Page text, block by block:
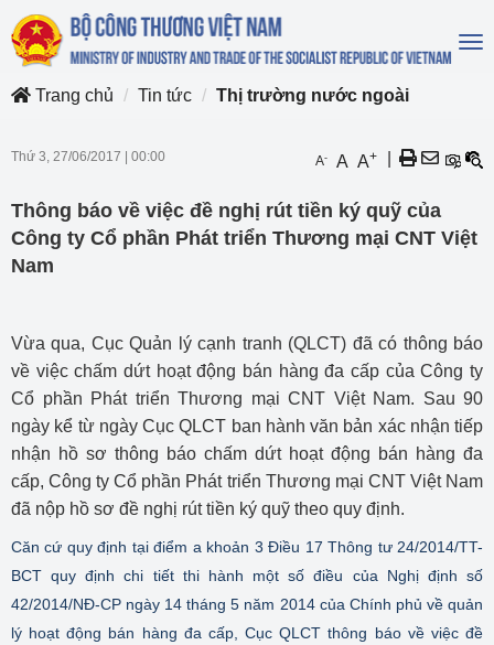
Trang chủ
Tin tức Thị trường nước ngoài
Thứ 3, 27/06/2017 00:00 A- A A+
Thông báo về việc đề nghị rút tiền ký quỹ của
Công ty Cổ phần Phát triển Thương mại CNT Việt
Nam
Vừa qua, Cục Quản lý cạnh tranh (QLCT) đã có thông báo
về việc chấm dứt hoạt động bán hàng đa cấp của Công ty
Cổ phần Phát triển Thương mại CNT Việt Nam. Sau 90
ngày kể từ ngày Cục QLCT ban hành văn bản xác nhận tiếp
nhận hồ sơ thông báo chấm dứt hoạt động bán hàng đa
cấp, Công ty Cổ phần Phát triển Thương mại CNT Việt Nam
đã nộp hồ sơ đề nghị rút tiền ký quỹ theo quy định.
Căn cứ quy định tại điểm a khoản 3 Điều 17 Thông tư 24/2014/TT-
BCT quy định chi tiết thi hành một số điều của Nghị định số
42/2014/NĐ-CP ngày 14 tháng 5 năm 2014 của Chính phủ về quản
lý hoạt động bán hàng đa cấp, Cục QLCT thông báo về việc đề